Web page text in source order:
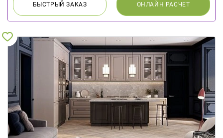
БЫСТРЫЙЗАКАЗ ОНЛАЙН РАСЧЕТ